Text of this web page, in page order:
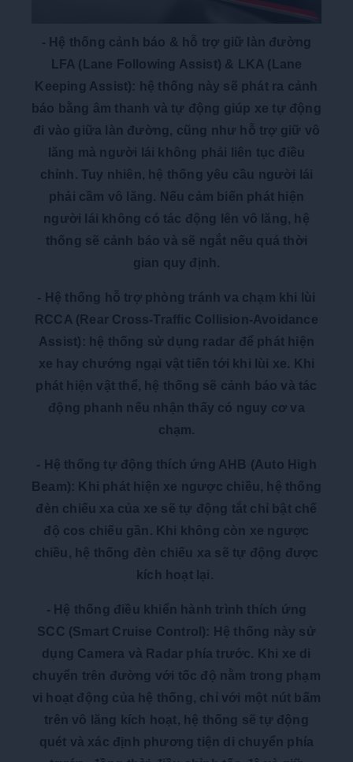
- Hệ thống cảnh báo & hỗ trợ giữ làn đường
LFA (Lane Following Assist) & LKA (Lane
Keeping Assist):
hệ thống này sẽ phát ra cảnh
báo bằng âm thanh và tự động giúp xe tự động
đi vào giữa làn đường, cũng như hỗ trợ giữ vô
lăng mà người lái không phải liên tục điều
chỉnh. Tuy nhiên, hệ thống yêu cầu người lái
phải cầm vô lăng. Nếu cảm biến phát hiện
người lái không có tác động lên vô lăng, hệ
thống sẽ cảnh báo và sẽ ngắt nếu quá thời
gian quy định.
- Hệ thống hỗ trợ phòng tránh va chạm khi lùi
RCCA (Rear Cross-Traffic Collision-Avoidance
Assist) :
hệ thống sử dụng radar để phát hiện
xe hay chướng ngại vật tiến tới khi lùi xe. Khi
phát hiện vật thể, hệ thống sẽ cảnh báo và tác
động phanh nếu nhận thấy có nguy cơ va
chạm.
- Hệ thống tự động thích ứng AHB (Auto High
Beam): Khi phát hiện xe ngược chiều, hệ thống
đèn chiếu xa của xe sẽ tự động tắt chỉ bật chế
độ cos chiếu gần. Khi không còn xe ngược
chiều, hệ thống đèn chiếu xa sẽ tự động được
kích hoạt lại.
- Hệ thống điều khiển hành trình thích ứng
SCC (Smart Cruise Control):
Hệ thống này sử
dụng Camera và Radar phía trước. Khi xe di
chuyển trên đường với tốc độ nằm trong phạm
vi hoạt động của hệ thống, chỉ với một nút bấm
trên vô lăng kích hoạt, hệ thống sẽ tự động
quét và xác định phương tiện di chuyển phía